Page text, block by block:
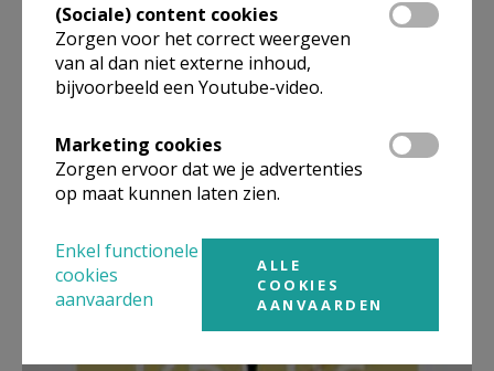
Beroepsvereniging Zorgpastores
(Sociale) content cookies
Zorgen voor het correct weergeven
van al dan niet externe inhoud,
bijvoorbeeld een Youtube-video.
Marketing cookies
Zorgen ervoor dat we je advertenties
op maat kunnen laten zien.
Enkel functionele
cookies
aanvaarden
ALLE
COOKIES
AANVAARDEN